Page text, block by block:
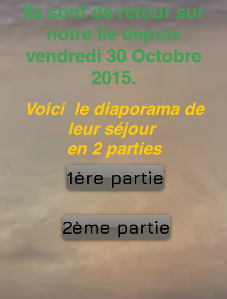
Ils sont de retour sur
notre île depuis
vendredi 30 Octobre
2015.
Voici le diaporama de
leur séjour
en 2 parties
1ère partie
2ème partie